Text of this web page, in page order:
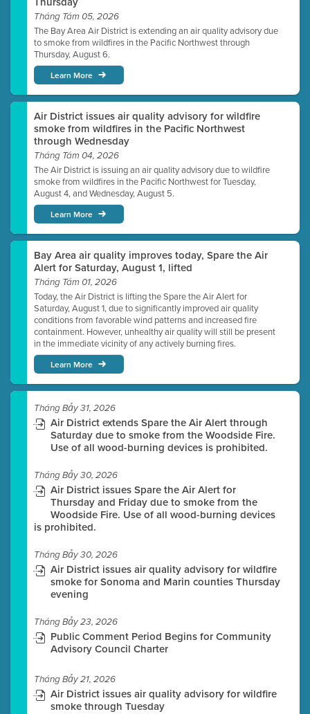
Tháng Tám 05, 2026
The Bay Area Air District is extending an air quality advisory due
to smoke from wildfires in the Pacific Northwest through
Thursday, August 6.
Learn More
Air District issues air quality advisory for wildfire
smoke from wildfires in the Pacific Northwest
through Wednesday
Tháng Tám 04, 2026
The Air District is issuing an air quality advisory due to wildfire
smoke from wildfires in the Pacific Northwest for Tuesday,
August 4, and Wednesday, August 5.
Learn More
Bay Area air quality improves today, Spare the Air
Alert for Saturday, August 1, lifted
Tháng Tám 01, 2026
Today, the Air District is lifting the Spare the Air Alert for
Saturday, August 1, due to significantly improved air quality
conditions from favorable wind patterns and increased fire
containment. However, unhealthy air quality will still be present
in the immediate vicinity of any actively burning fires.
Learn More
Tháng Bảy 31, 2026
Air District extends Spare the Air Alert through
Saturday due to smoke from the Woodside Fire.
Use of all wood-burning devices is prohibited.
Tháng Bảy 30, 2026
Air District issues Spare the Air Alert for
Thursday and Friday due to smoke from the
Woodside Fire. Use of all wood-burning devices
is prohibited.
Tháng Bảy 30, 2026
Air District issues air quality advisory for wildfire
smoke for Sonoma and Marin counties Thursday
evening
Tháng Bảy 23, 2026
Public Comment Period Begins for Community
Advisory Council Charter
Tháng Bảy 21, 2026
Air District issues air quality advisory for wildfire
smoke through Tuesday